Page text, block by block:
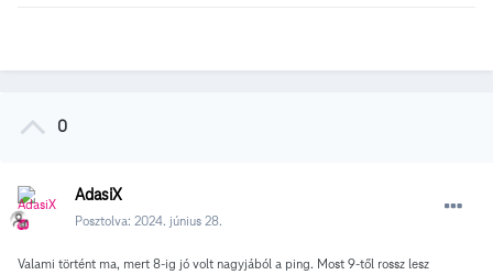
0
AdasiX
Posztolva: 2024. június 28.
Valami történt ma, mert 8-ig jó volt nagyjából a ping. Most 9-től rossz lesz